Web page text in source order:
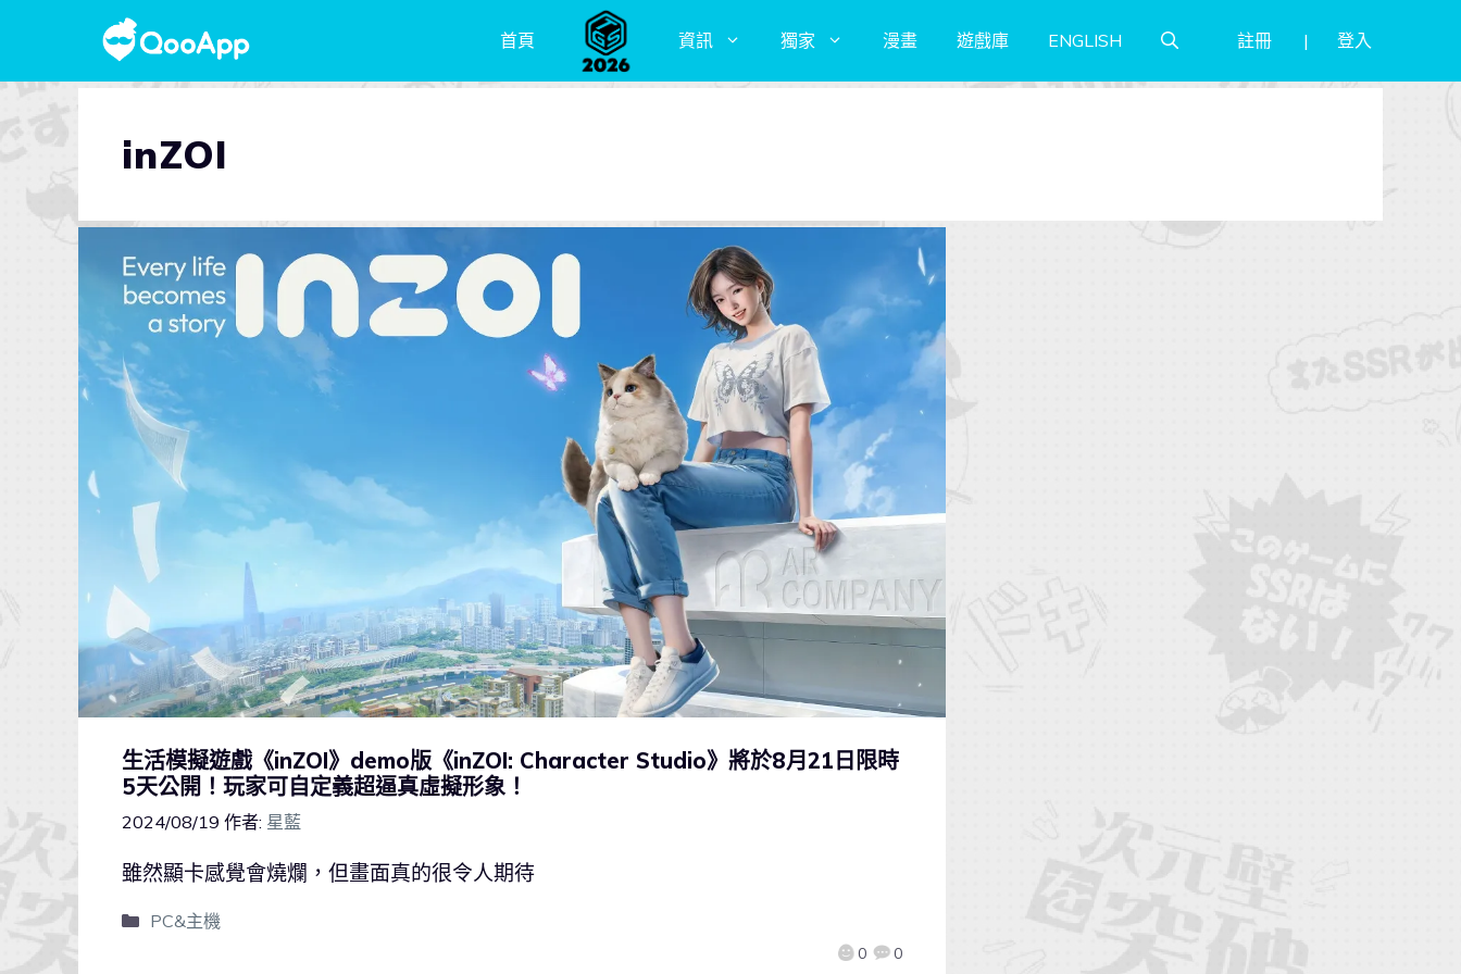
首頁 資訊 獨家 漫畫 遊戲庫 ENGLISH 註冊 登入
inZOI
生活模擬遊戲《inZOI》demo版《inZOI: Character Studio》將於8月21日限時
5天公開！玩家可自定義超逼真虛擬形象！
2024/08/19 作者: 星藍
0 0
雖然顯卡感覺會燒爛，但畫面真的很令人期待
PC&主機